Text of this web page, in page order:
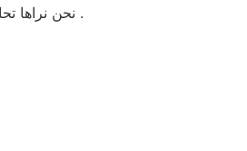
، نحن نراها تحاكي المعايير المتبعة بـ شركة المصنعة للمنتج .